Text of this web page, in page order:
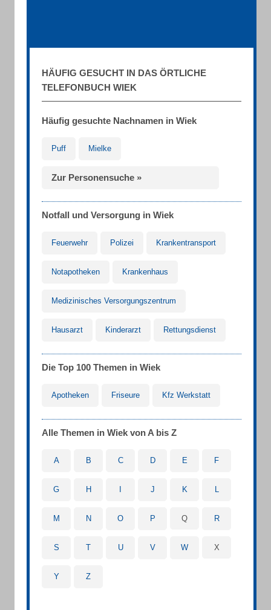
HÄUFIG GESUCHT IN DAS ÖRTLICHE
TELEFONBUCH WIEK
Häufig gesuchte Nachnamen in Wiek
Puff Mielke
Zur Personensuche »
Notfall und Versorgung in Wiek
Feuerwehr Polizei Krankentransport
Notapotheken Krankenhaus
Medizinisches Versorgungszentrum
Hausarzt Kinderarzt Rettungsdienst
Die Top 100 Themen in Wiek
Apotheken Friseure Kfz Werkstatt
Alle Themen in Wiek von A bis Z
A B C D E F
G H J K L
M N O P Q R
S T U V W X
Y Z